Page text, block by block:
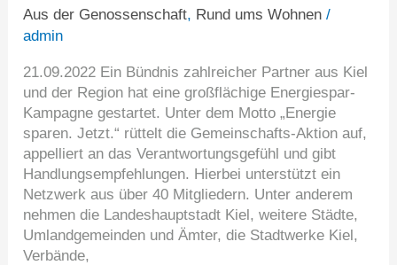
Aus der Genossenschaft, Rund ums Wohnen /
admin
21.09.2022 Ein Bündnis zahlreicher Partner aus Kiel
und der Region hat eine großflächige Energiespar-
Kampagne gestartet. Unter dem Motto „Energie
sparen. Jetzt.“ rüttelt die Gemeinschafts-Aktion auf,
appelliert an das Verantwortungsgefühl und gibt
Handlungsempfehlungen. Hierbei unterstützt ein
Netzwerk aus über 40 Mitgliedern. Unter anderem
nehmen die Landeshauptstadt Kiel, weitere Städte,
Umlandgemeinden und Ämter, die Stadtwerke Kiel,
Verbände,